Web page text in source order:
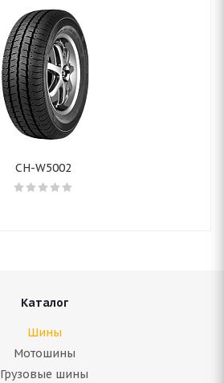
CH-W5002
Каталог
Шины
Мотошины
Грузовые шины